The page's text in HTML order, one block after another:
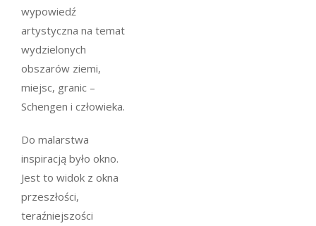
wypowiedź
artystyczna na temat
wydzielonych
obszarów ziemi,
miejsc, granic –
Schengen i człowieka.
Do malarstwa
inspiracją było okno.
Jest to widok z okna
przeszłości,
teraźniejszości